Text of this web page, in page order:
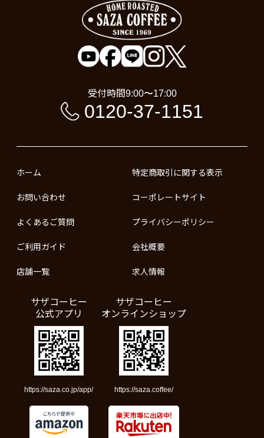
受付時間9:00〜17:00
0120-37-1151
ホーム
お問い合わせ
よくあるご質問
ご利用ガイド
店舗一覧
特定商取引に関する表示
コーポレートサイト
プライバシーポリシー
会社概要
求人情報
サザコーヒー
公式アプリ
https://saza.co.jp/app/
サザコーヒー
オンラインショップ
https://saza.coffee/